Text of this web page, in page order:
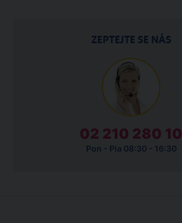
ZEPTEJTE SE NÁS
02 210 280 10
Pon - Pia 08:30 - 16:30